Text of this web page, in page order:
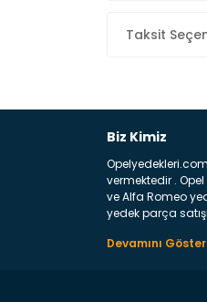
Taksit
Biz Kimiz
vermektedir .
ve Alfa Romeo
yedek parça
belirttiğimiz
üretilmiş disk ile